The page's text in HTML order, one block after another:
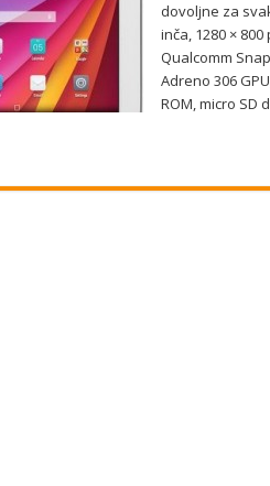
dovoljne za
inča, 1280 × 800
Qualcomm
Adreno 306
ROM, micro SD